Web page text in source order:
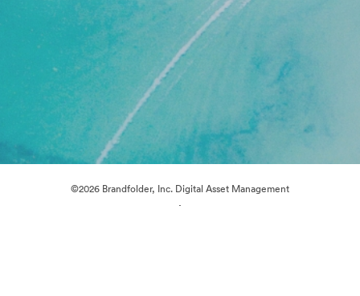
©2026 Brandfolder, Inc. Digital Asset Management
·